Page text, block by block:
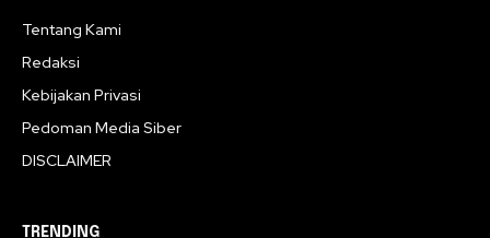
Tentang Kami
Redaksi
Kebijakan Privasi
Pedoman Media Siber
DISCLAIMER
TRENDING